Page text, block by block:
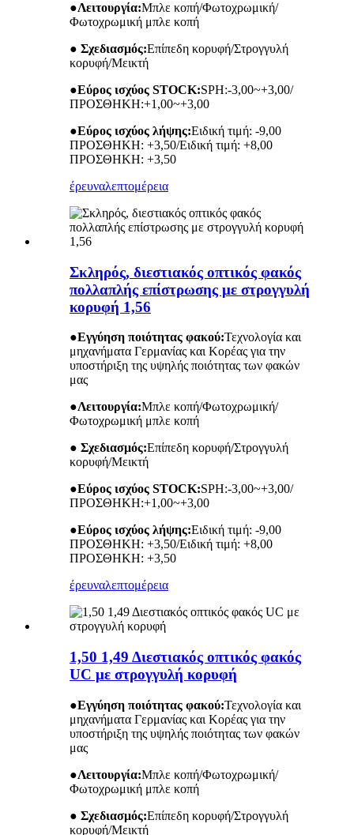
●Λειτουργία:Μπλε κοπή/Φωτοχρωμική/
Φωτοχρωμική μπλε κοπή
● Σχεδιασμός:Επίπεδη κορυφή/Στρογγυλή
κορυφή/Μεικτή
●Εύρος ισχύος STOCK:SPH:-3,00~+3,00/
ΠΡΟΣΘΗΚΗ:+1,00~+3,00
●Εύρος ισχύος λήψης:Ειδική τιμή: -9,00
ΠΡΟΣΘΗΚΗ: +3,50/Ειδική τιμή: +8,00
ΠΡΟΣΘΗΚΗ: +3,50
έρευναλεπτομέρεια
Σκληρός, διεστιακός οπτικός φακός
πολλαπλής επίστρωσης με στρογγυλή
κορυφή 1,56
●Εγγύηση ποιότητας φακού:Τεχνολογία και
μηχανήματα Γερμανίας και Κορέας για την
υποστήριξη της υψηλής ποιότητας των φακών
μας
●Λειτουργία:Μπλε κοπή/Φωτοχρωμική/
Φωτοχρωμική μπλε κοπή
● Σχεδιασμός:Επίπεδη κορυφή/Στρογγυλή
κορυφή/Μεικτή
●Εύρος ισχύος STOCK:SPH:-3,00~+3,00/
ΠΡΟΣΘΗΚΗ:+1,00~+3,00
●Εύρος ισχύος λήψης:Ειδική τιμή: -9,00
ΠΡΟΣΘΗΚΗ: +3,50/Ειδική τιμή: +8,00
ΠΡΟΣΘΗΚΗ: +3,50
έρευναλεπτομέρεια
1,50 1,49 Διεστιακός οπτικός φακός
UC με στρογγυλή κορυφή
●Εγγύηση ποιότητας φακού:Τεχνολογία και
μηχανήματα Γερμανίας και Κορέας για την
υποστήριξη της υψηλής ποιότητας των φακών
μας
●Λειτουργία:Μπλε κοπή/Φωτοχρωμική/
Φωτοχρωμική μπλε κοπή
● Σχεδιασμός:Επίπεδη κορυφή/Στρογγυλή
κορυφή/Μεικτή